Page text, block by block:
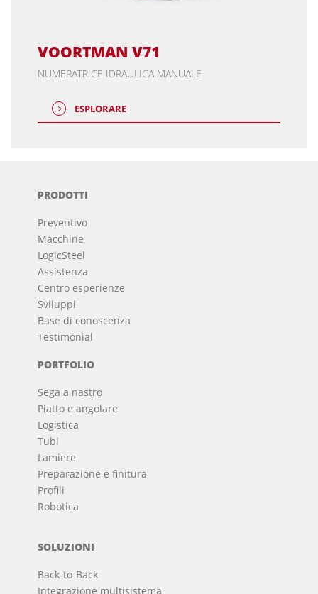
VOORTMAN V71
NUMERATRICE IDRAULICA MANUALE
ESPLORARE
PRODOTTI
Preventivo
Macchine
LogicSteel
Assistenza
Centro esperienze
Sviluppi
Base di conoscenza
Testimonial
PORTFOLIO
Sega a nastro
Piatto e angolare
Logistica
Tubi
Lamiere
Preparazione e finitura
Profili
Robotica
SOLUZIONI
Back-to-Back
Integrazione multisistema